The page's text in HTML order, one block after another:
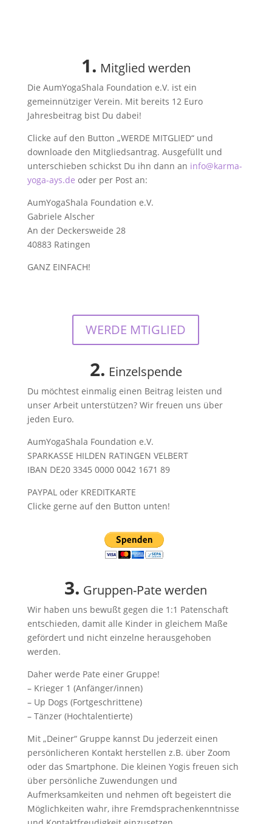
1. Mitglied werden
Die AumYogaShala Foundation e.V. ist ein
gemeinnütziger Verein. Mit bereits 12 Euro
Jahresbeitrag bist Du dabei!
Clicke auf den Button „WERDE MITGLIED“ und
downloade den Mitgliedsantrag. Ausgefüllt und
unterschieben schickst Du ihn dann an info@karma-
yoga-ays.de oder per Post an:
AumYogaShala Foundation e.V.
Gabriele Alscher
An der Deckersweide 28
40883 Ratingen
GANZ EINFACH!
WERDE MTIGLIED
2. Einzelspende
Du möchtest einmalig einen Beitrag leisten und
unser Arbeit unterstützen? Wir freuen uns über
jeden Euro.
AumYogaShala Foundation e.V.
SPARKASSE HILDEN RATINGEN VELBERT
IBAN DE20 3345 0000 0042 1671 89
PAYPAL oder KREDITKARTE
Clicke gerne auf den Button unten!
3. Gruppen-Pate werden
Wir haben uns bewußt gegen die 1:1 Patenschaft
entschieden, damit alle Kinder in gleichem Maße
gefördert und nicht einzelne herausgehoben
werden.
Daher werde Pate einer Gruppe!
– Krieger 1 (Anfänger/innen)
– Up Dogs (Fortgeschrittene)
– Tänzer (Hochtalentierte)
Mit „Deiner“ Gruppe kannst Du jederzeit einen
persönlicheren Kontakt herstellen z.B. über Zoom
oder das Smartphone. Die kleinen Yogis freuen sich
über persönliche Zuwendungen und
Aufmerksamkeiten und nehmen oft begeistert die
Möglichkeiten wahr, ihre Fremdsprachenkenntnisse